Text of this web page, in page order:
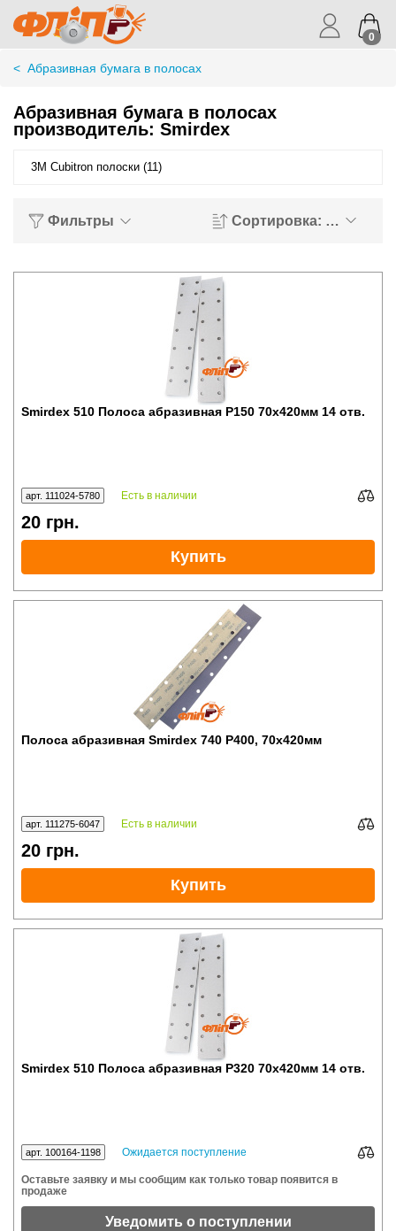
0
< Абразивная бумага в полосах
Абразивная бумага в полосах
производитель: Smirdex
3M Cubitron полоски (11)
Фильтры Сортировка: Хиты
Smirdex 510 Полоса абразивная P150 70x420мм 14 отв.
арт. 111024-5780 Есть в наличии
20 грн.
Купить
Полоса абразивная Smirdex 740 P400, 70x420мм
арт. 111275-6047 Есть в наличии
20 грн.
Купить
Smirdex 510 Полоса абразивная P320 70x420мм 14 отв.
арт. 100164-1198 Ожидается поступление
Оставьте заявку и мы сообщим как только товар появится в
продаже
Уведомить о поступлении